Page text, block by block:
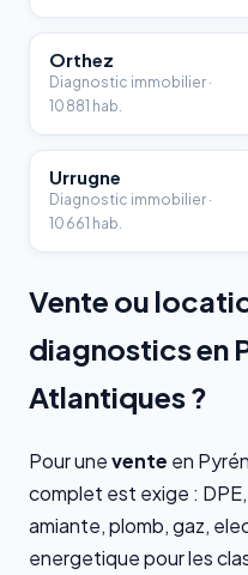
Orthez
Diagnostic immobilier ·
10 881 hab.
Urrugne
Diagnostic immobilier ·
10 661 hab.
Vente ou
diagnostics en
Atlantiques ?
Pour unevente en
complet est exige :
amiante, plomb, gaz,
energetique pour les